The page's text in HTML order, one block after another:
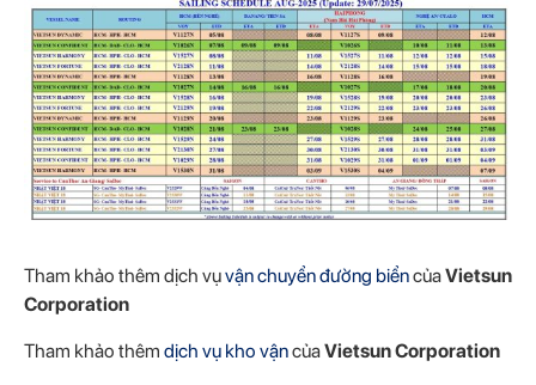
Tham khảo thêm dịch vụvận chuyển đường biểncủaVietsun
Corporation
Tham khảo thêm dịch vụ kho vậncủaVietsun Corporation